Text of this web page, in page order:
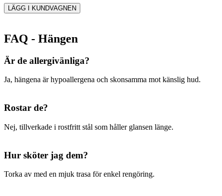
FAQ - Hängen
Är de allergivänliga?
Ja, hängena är hypoallergena och skonsamma mot känslig hud.
Rostar de?
Nej, tillverkade i rostfritt stål som håller glansen länge.
Hur sköter jag dem?
Torka av med en mjuk trasa för enkel rengöring.